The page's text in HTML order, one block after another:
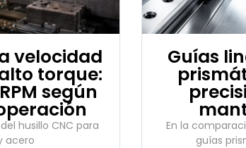
velocidad
torque:
según
husillo CNC para
acero
Guías
En la
guías